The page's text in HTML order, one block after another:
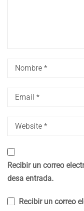
Recibir un correo
desa entrada.
Recibir un correo